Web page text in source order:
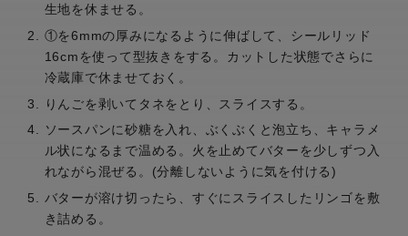
生地を休ませる。
①を6mmの厚みになるように伸ばして、シールリッド
16cmを使って型抜きをする。カットした状態でさらに
冷蔵庫で休ませておく。
りんごを剥いてタネをとり、スライスする。
ソースパンに砂糖を入れ、ぶくぶくと泡立ち、キャラメ
ル状になるまで温める。火を止めてバターを少しずつ入
れながら混ぜる。(分離しないように気を付ける)
バターが溶け切ったら、すぐにスライスしたリンゴを敷
き詰める。